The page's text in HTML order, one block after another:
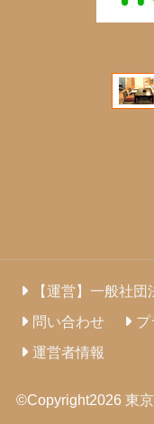
【運営】一般社
問い合わせ
プ
運営者情報
©Copyright2026 東